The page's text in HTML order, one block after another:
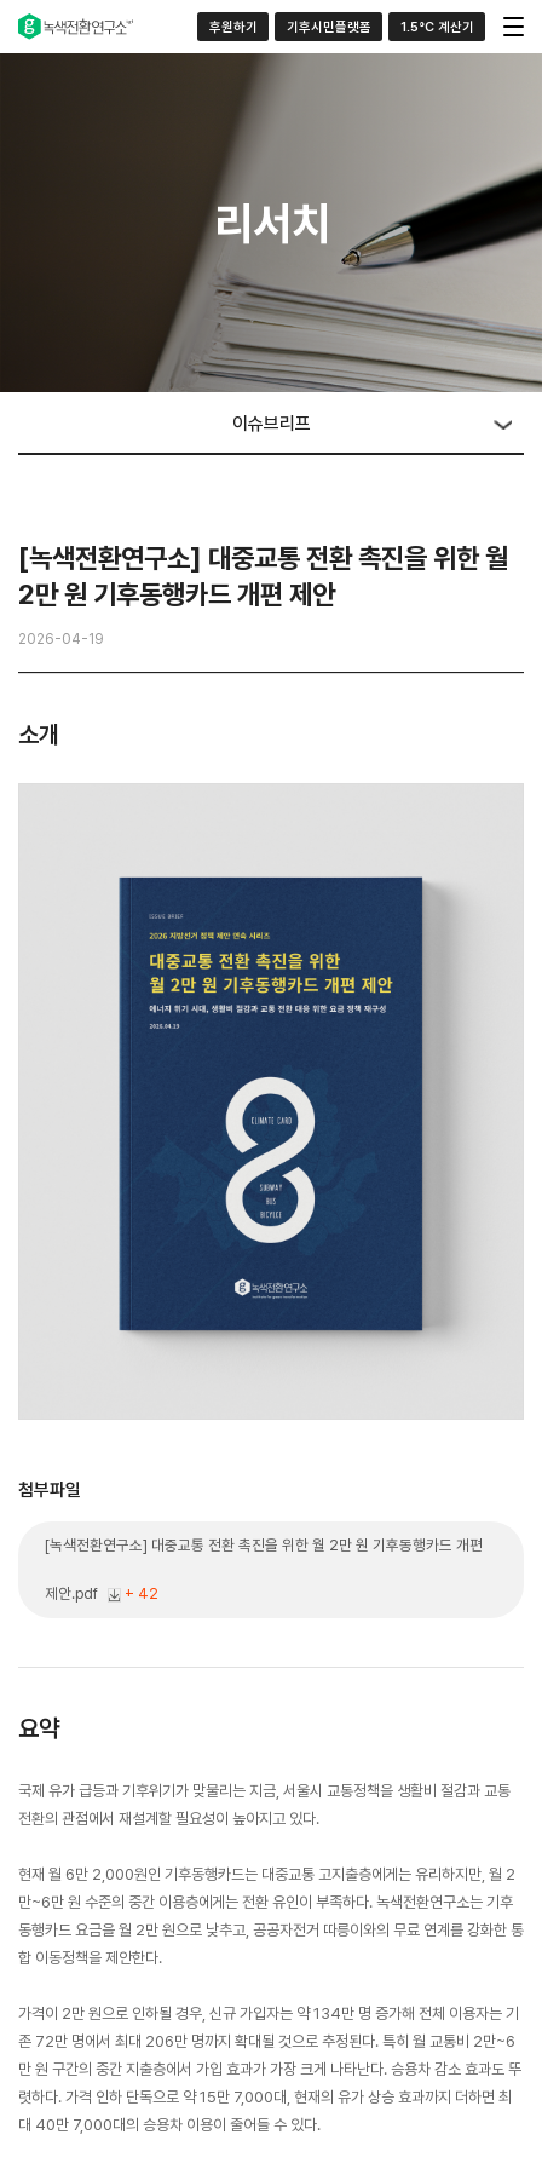
후원하기 기후시민플랫폼 1.5°C 계산기
리서치
이슈브리프
[녹색전환연구소] 대중교통 전환 촉진을 위한 월
2만 원 기후동행카드 개편 제안
2026-04-19
소개
첨부파일
[녹색전환연구소] 대중교통 전환 촉진을 위한 월 2만 원 기후동행카드 개편
제안.pdf + 42
요약
국제 유가 급등과 기후위기가 맞물리는 지금, 서울시 교통정책을 생활비 절감과 교통
전환의 관점에서 재설계할 필요성이 높아지고 있다.
현재 월 6만 2,000원인 기후동행카드는 대중교통 고지출층에게는 유리하지만, 월 2
만~6만 원 수준의 중간 이용층에게는 전환 유인이 부족하다. 녹색전환연구소는 기후
동행카드 요금을 월 2만 원으로 낮추고, 공공자전거 따릉이와의 무료 연계를 강화한 통
합 이동정책을 제안한다.
가격이 2만 원으로 인하될 경우, 신규 가입자는 약 134만 명 증가해 전체 이용자는 기
존 72만 명에서 최대 206만 명까지 확대될 것으로 추정된다. 특히 월 교통비 2만~6
만 원 구간의 중간 지출층에서 가입 효과가 가장 크게 나타난다. 승용차 감소 효과도 뚜
렷하다. 가격 인하 단독으로 약 15만 7,000대, 현재의 유가 상승 효과까지 더하면 최
대 40만 7,000대의 승용차 이용이 줄어들 수 있다.